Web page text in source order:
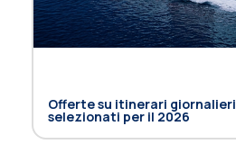
Offerte su itinerari giornalieri
selezionati per il 2026